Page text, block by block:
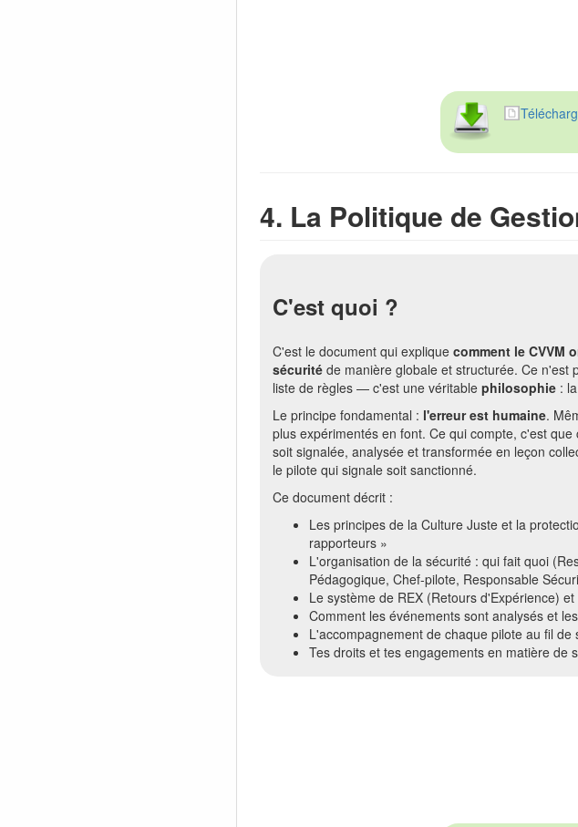
4. La Politique de
C'est quoi ?
C'est le document qui explique comment le CVVM
sécurité de manière globale et structurée. Ce n'est
liste de règles — c'est une véritable philosophie : la
Le principe fondamental : l'erreur est humaine.
plus expérimentés en font. Ce qui compte, c'est
soit signalée, analysée et transformée en leçon
le pilote qui signale soit sanctionné.
Ce document décrit :
Les principes de la Culture Juste et la
rapporteurs »
L'organisation de la sécurité : qui fait quoi
Pédagogique, Chef-pilote, Responsable
Le système de REX (Retours d'Expérience) et
Comment les événements sont analysés et
L'accompagnement de chaque pilote au fil de
Tes droits et tes engagements en matière de